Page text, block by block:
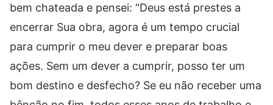
bem chateada e pensei: “Deus está prestes a
encerrar Sua obra, agora é um tempo crucial
para cumprir o meu dever e preparar boas
ações. Sem um dever a cumprir, posso ter um
bom destino e desfecho? Se eu não receber uma